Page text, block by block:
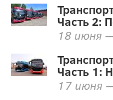
Часть 2:
18 июня
Часть 1:
17 июня